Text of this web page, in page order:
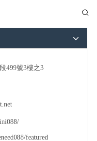
499號3樓之3
featured